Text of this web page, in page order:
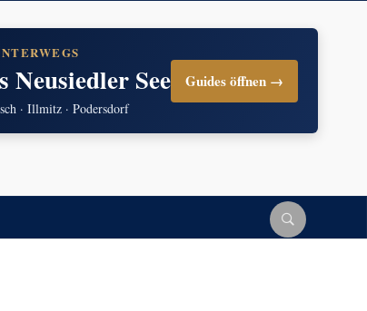
Neusiedler See
· Illmitz · Podersdorf
Guides öffnen →